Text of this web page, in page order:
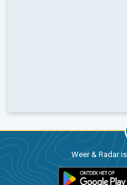
Weer & Radar